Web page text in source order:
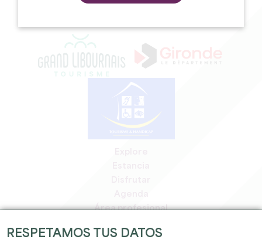
Área profesional
Espacio prensa
RESPETAMOS TUS DATOS